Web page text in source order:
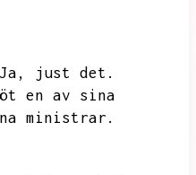
just det.
en av sina
ministrar.